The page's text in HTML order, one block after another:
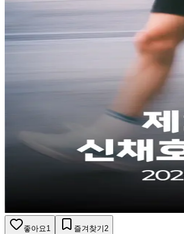
좋아요 1 즐겨찾기 2